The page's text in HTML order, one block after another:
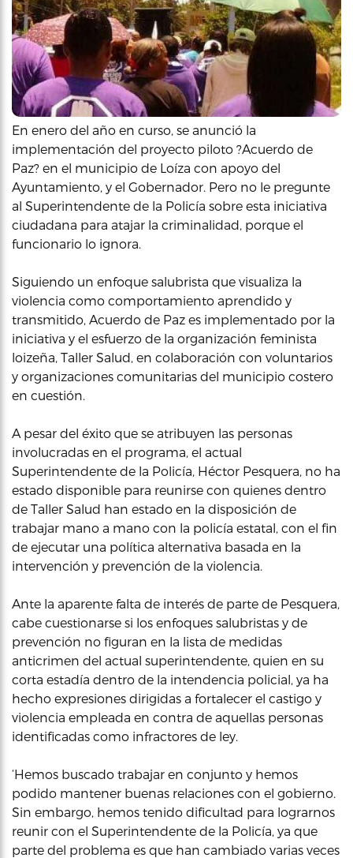
En enero del año en curso, se anunció la
implementación del proyecto piloto ?Acuerdo de
Paz? en el municipio de Loíza con apoyo del
Ayuntamiento, y el Gobernador. Pero no le pregunte
al Superintendente de la Policía sobre esta iniciativa
ciudadana para atajar la criminalidad, porque el
funcionario lo ignora.
Siguiendo un enfoque salubrista que visualiza la
violencia como comportamiento aprendido y
transmitido, Acuerdo de Paz es implementado por la
iniciativa y el esfuerzo de la organización feminista
loizeña, Taller Salud, en colaboración con voluntarios
y organizaciones comunitarias del municipio costero
en cuestión.
A pesar del éxito que se atribuyen las personas
involucradas en el programa, el actual
Superintendente de la Policía, Héctor Pesquera, no ha
estado disponible para reunirse con quienes dentro
de Taller Salud han estado en la disposición de
trabajar mano a mano con la policía estatal, con el fin
de ejecutar una política alternativa basada en la
intervención y prevención de la violencia.
Ante la aparente falta de interés de parte de Pesquera,
cabe cuestionarse si los enfoques salubristas y de
prevención no figuran en la lista de medidas
anticrimen del actual superintendente, quien en su
corta estadía dentro de la intendencia policial, ya ha
hecho expresiones dirigidas a fortalecer el castigo y
violencia empleada en contra de aquellas personas
identificadas como infractores de ley.
‘Hemos buscado trabajar en conjunto y hemos
podido mantener buenas relaciones con el gobierno.
Sin embargo, hemos tenido dificultad para lograrnos
reunir con el Superintendente de la Policía, ya que
parte del problema es que han cambiado varias veces